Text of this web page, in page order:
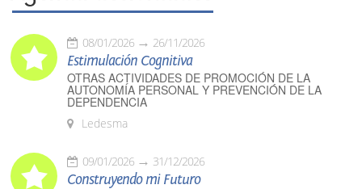
08/01/2026 26/11/2026
Estimulación Cognitiva
OTRAS ACTIVIDADES DE PROMOCIÓN DE LA
AUTONOMÍA PERSONAL Y PREVENCIÓN DE LA
DEPENDENCIA
Ledesma
09/01/2026 31/12/2026
Construyendo mi Futuro